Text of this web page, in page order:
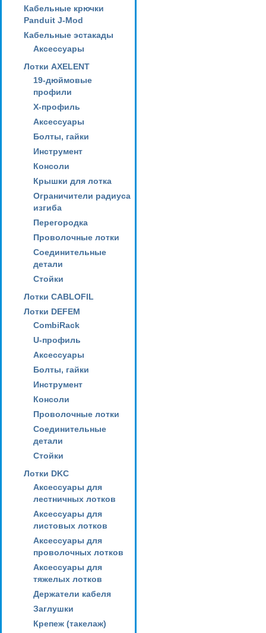
Кабельные крючки
Panduit J-Mod
Кабельные эстакады
Аксессуары
Лотки AXELENT
19-дюймовые
профили
X-профиль
Аксессуары
Болты, гайки
Инструмент
Консоли
Крышки для лотка
Ограничители радиуса
изгиба
Перегородка
Проволочные лотки
Соединительные
детали
Стойки
Лотки CABLOFIL
Лотки DEFEM
CombiRack
U-профиль
Аксессуары
Болты, гайки
Инструмент
Консоли
Проволочные лотки
Соединительные
детали
Стойки
Лотки DKC
Аксессуары для
лестничных лотков
Аксессуары для
листовых лотков
Аксессуары для
проволочных лотков
Аксессуары для
тяжелых лотков
Держатели кабеля
Заглушки
Крепеж (такелаж)